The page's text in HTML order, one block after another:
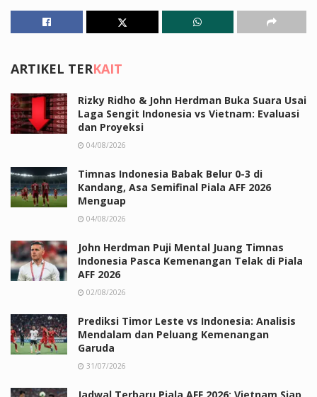
ARTIKEL TERKAIT
Rizky Ridho & John Herdman Buka Suara Usai
Laga Sengit Indonesia vs Vietnam: Evaluasi
dan Proyeksi
04/08/2026
Timnas Indonesia Babak Belur 0-3 di
Kandang, Asa Semifinal Piala AFF 2026
Menguap
04/08/2026
John Herdman Puji Mental Juang Timnas
Indonesia Pasca Kemenangan Telak di Piala
AFF 2026
02/08/2026
Prediksi Timor Leste vs Indonesia: Analisis
Mendalam dan Peluang Kemenangan
Garuda
31/07/2026